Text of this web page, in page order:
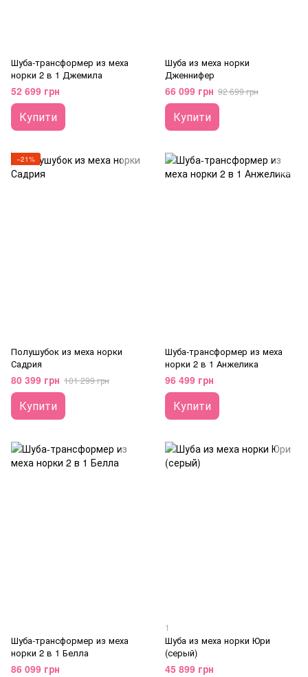
Шуба-трансформер из меха
норки 2 в 1 Джемила
52 699 грн
Купити
Шуба из меха норки
Дженнифер
66 099 грн 92 699 грн
Купити
−21%
Полушубок из меха норки
Садрия
80 399 грн 101 299 грн
Купити
Шуба-трансформер из меха
норки 2 в 1 Анжелика
96 499 грн
Купити
Шуба-трансформер из меха
норки 2 в 1 Белла
86 099 грн
1
Шуба из меха норки Юри
(серый)
45 899 грн